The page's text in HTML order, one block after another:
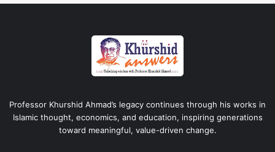
Professor Khurshid Ahmad’s legacy continues through his works in
Islamic thought, economics, and education, inspiring generations
toward meaningful, value-driven change.